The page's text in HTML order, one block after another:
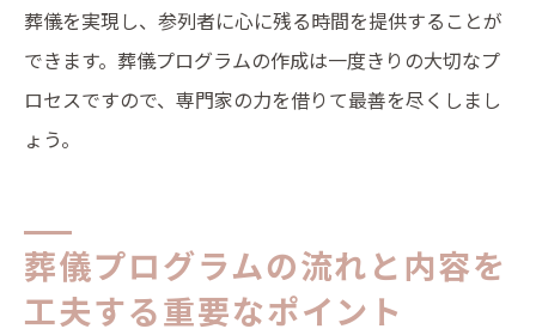
葬儀を実現し、参列者に心に残る時間を提供することが
できます。葬儀プログラムの作成は一度きりの大切なプ
ロセスですので、専門家の力を借りて最善を尽くしまし
ょう。
葬儀プログラムの流れと内容を
工夫する重要なポイント